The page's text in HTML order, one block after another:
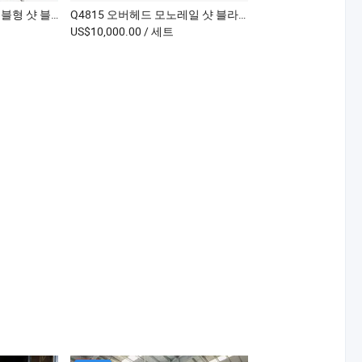
Q3612 더블 로타리 테이블형 샷 블라스팅 기계
Q4815 오버헤드 모노레일 샷 블라스팅 기계
US$10,000.00 / 세트